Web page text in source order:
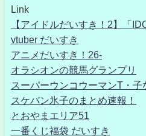
Link
【アイドルだいすき！2】「
vtuber だいすき
アニメだいすき！26-
オラシオンの競馬グランプリ
スーパーウンコウーマンT・子
スケバン氷子のまとめ速報！
とおやまエリア51
一番くじ福袋 だいすき